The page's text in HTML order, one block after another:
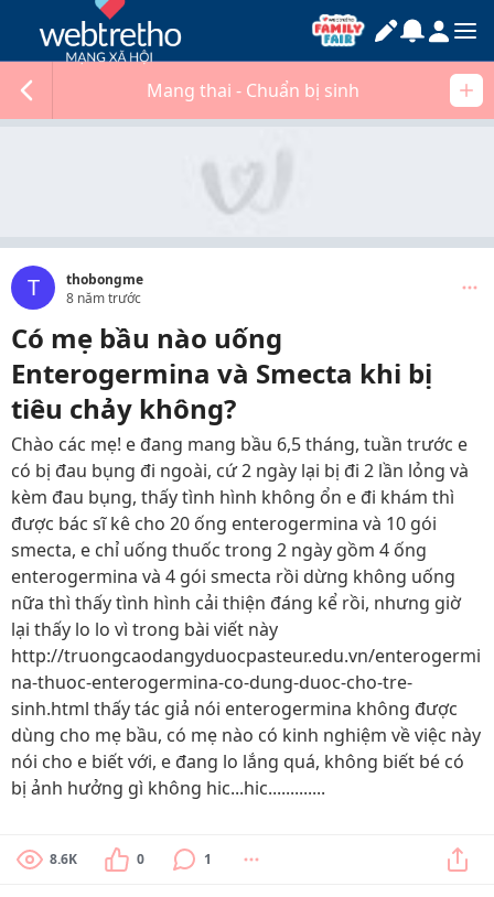
Mang thai - Chuẩn bị sinh
T
thobongme
8 năm trước
Có mẹ bầu nào uống
Enterogermina và Smecta khi bị
tiêu chảy không?
Chào các mẹ! e đang mang bầu 6,5 tháng, tuần trước e
có bị đau bụng đi ngoài, cứ 2 ngày lại bị đi 2 lần lỏng và
kèm đau bụng, thấy tình hình không ổn e đi khám thì
được bác sĩ kê cho 20 ống enterogermina và 10 gói
smecta, e chỉ uống thuốc trong 2 ngày gồm 4 ống
enterogermina và 4 gói smecta rồi dừng không uống
nữa thì thấy tình hình cải thiện đáng kể rồi, nhưng giờ
lại thấy lo lo vì trong bài viết này
http://truongcaodangyduocpasteur.edu.vn/enterogermi
na-thuoc-enterogermina-co-dung-duoc-cho-tre-
sinh.html thấy tác giả nói enterogermina không được
dùng cho mẹ bầu, có mẹ nào có kinh nghiệm về việc này
nói cho e biết với, e đang lo lắng quá, không biết bé có
bị ảnh hưởng gì không hic...hic.............
8.6K 0 1